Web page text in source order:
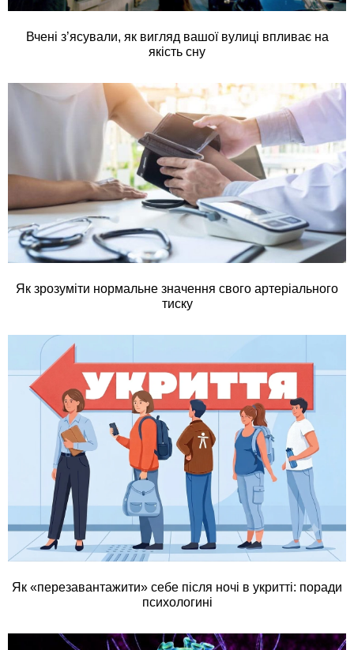
Вчені з’ясували, як вигляд вашої вулиці впливає на
якість сну
Як зрозуміти нормальне значення свого артеріального
тиску
Як «перезавантажити» себе після ночі в укритті: поради
психологині